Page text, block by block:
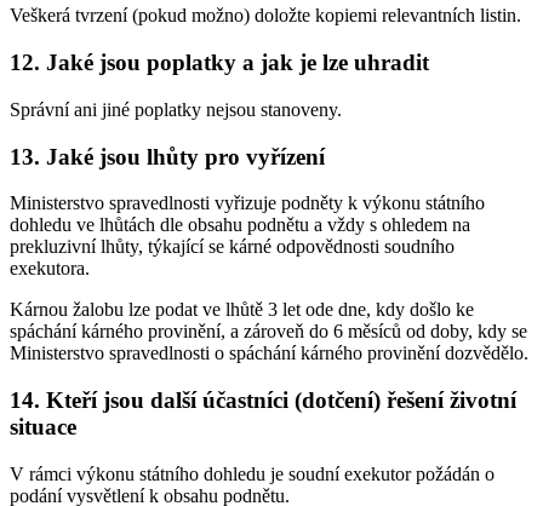
Veškerá tvrzení (pokud možno) doložte kopiemi relevantních listin.
12. Jaké jsou poplatky a jak je lze uhradit
Správní ani jiné poplatky nejsou stanoveny.
13. Jaké jsou lhůty pro vyřízení
Ministerstvo spravedlnosti vyřizuje podněty k výkonu státního
dohledu ve lhůtách dle obsahu podnětu a vždy s ohledem na
prekluzivní lhůty, týkající se kárné odpovědnosti soudního
exekutora.
Kárnou žalobu lze podat ve lhůtě 3 let ode dne, kdy došlo ke
spáchání kárného provinění, a zároveň do 6 měsíců od doby, kdy se
Ministerstvo spravedlnosti o spáchání kárného provinění dozvědělo.
14. Kteří jsou další účastníci (dotčení) řešení životní
situace
V rámci výkonu státního dohledu je soudní exekutor požádán o
podání vysvětlení k obsahu podnětu.